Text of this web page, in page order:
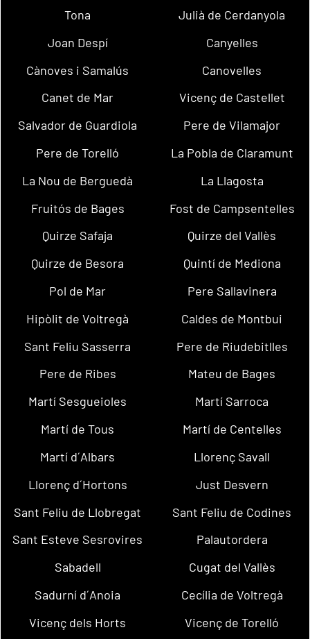
Tona
Julià de Cerdanyola
Joan Despí
Canyelles
Cànoves i Samalús
Canovelles
Canet de Mar
Vicenç de Castellet
Salvador de Guardiola
Pere de Vilamajor
Pere de Torelló
La Pobla de Claramunt
La Nou de Berguedà
La Llagosta
Fruitós de Bages
Fost de Campsentelles
Quirze Safaja
Quirze del Vallès
Quirze de Besora
Quintí de Mediona
Pol de Mar
Pere Sallavinera
Hipòlit de Voltregà
Caldes de Montbui
Sant Feliu Sasserra
Pere de Riudebitlles
Pere de Ribes
Mateu de Bages
Martí Sesgueioles
Martí Sarroca
Martí de Tous
Martí de Centelles
Martí d´Albars
Llorenç Savall
Llorenç d´Hortons
Just Desvern
Sant Feliu de Llobregat
Sant Feliu de Codines
Sant Esteve Sesrovires
Palautordera
Sabadell
Cugat del Vallès
Sadurní d´Anoia
Cecília de Voltregà
Vicenç dels Horts
Vicenç de Torelló